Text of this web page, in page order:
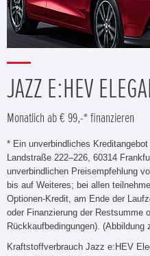
JAZZ E:HEV
Monatlich ab € 99,-* finanzieren
* Ein unverbindliches
Landstraße 222–226, 60314
unverbindlichen Preisempfehlung
bis auf Weiteres; bei allen
Optionen-Kredit, am Ende der
oder Finanzierung der Restsumme
Rückkaufbedingungen). (Abbildung
Kraftstoffverbrauch Jazz e:HEV